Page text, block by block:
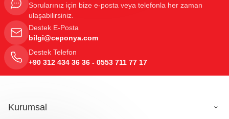
Sorularınız için bize e-posta veya telefonla her zaman
ulaşabilirsiniz.
Destek E-Posta
bilgi@ceponya.com
Destek Telefon
+90 312 434 36 36 - 0553 711 77 17
Kurumsal